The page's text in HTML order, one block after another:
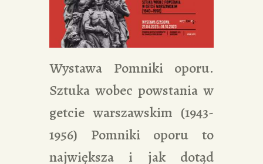
Wystawa Pomniki oporu.
Sztuka wobec powstania w
getcie warszawskim (1943-
1956) Pomniki oporu to
największa i jak dotąd